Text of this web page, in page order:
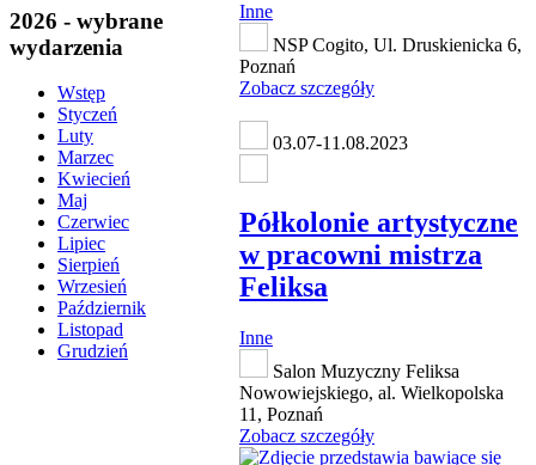
2026 - wybrane
wydarzenia
Wstęp
Styczeń
Luty
Marzec
Kwiecień
Maj
Czerwiec
Lipiec
Sierpień
Wrzesień
Październik
Listopad
Grudzień
Inne
NSP Cogito, Ul. Druskienicka 6,
Poznań
Zobacz szczegóły
03.07-11.08.2023
Półkolonie artystyczne
w pracowni mistrza
Feliksa
Inne
Salon Muzyczny Feliksa
Nowowiejskiego, al. Wielkopolska
11, Poznań
Zobacz szczegóły